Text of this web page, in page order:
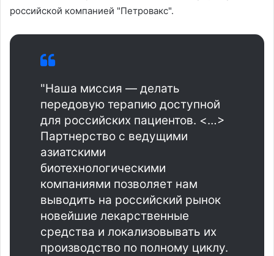
российской компанией "Петровакс".
"Наша миссия — делать
передовую терапию доступной
для российских пациентов. <…>
Партнерство с ведущими
азиатскими
биотехнологическими
компаниями позволяет нам
выводить на российский рынок
новейшие лекарственные
средства и локализовывать их
производство по полному циклу.